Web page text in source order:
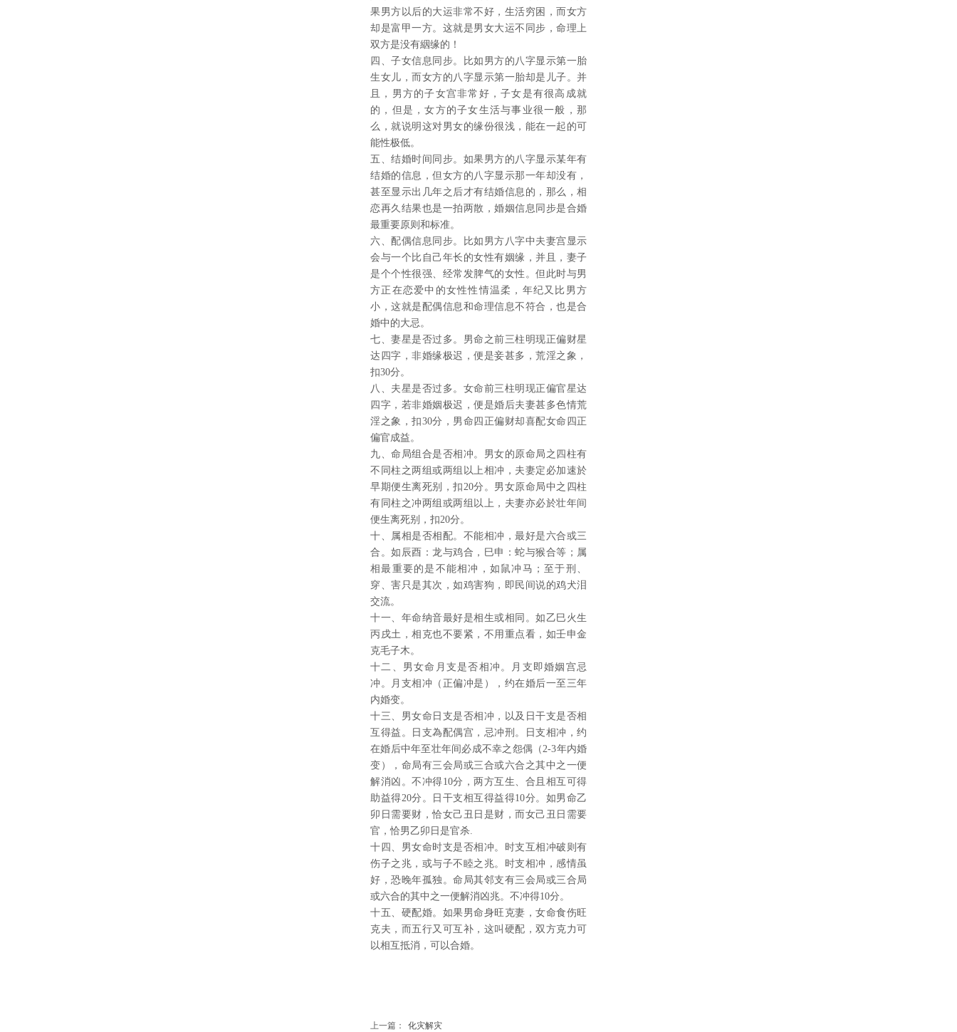
果男方以后的大运非常不好，生活穷困，而女方
却是富甲一方。这就是男女大运不同步，命理上
双方是没有絪缘的！
四、子女信息同步。比如男方的八字显示第一胎
生女儿，而女方的八字显示第一胎却是儿子。并
且，男方的子女宫非常好，子女是有很高成就
的，但是，女方的子女生活与事业很一般，那
么，就说明这对男女的缘份很浅，能在一起的可
能性极低。
五、结婚时间同步。如果男方的八字显示某年有
结婚的信息，但女方的八字显示那一年却没有，
甚至显示出几年之后才有结婚信息的，那么，相
恋再久结果也是一拍两散，婚姻信息同步是合婚
最重要原则和标准。
六、配偶信息同步。比如男方八字中夫妻宫显示
会与一个比自己年长的女性有姻缘，并且，妻子
是个个性很强、经常发脾气的女性。但此时与男
方正在恋爱中的女性性情温柔，年纪又比男方
小，这就是配偶信息和命理信息不符合，也是合
婚中的大忌。
七、妻星是否过多。男命之前三柱明现正偏财星
达四字，非婚缘极迟，便是妾甚多，荒淫之象，
扣30分。
八、夫星是否过多。女命前三柱明现正偏官星达
四字，若非婚姻极迟，便是婚后夫妻甚多色情荒
淫之象，扣30分，男命四正偏财却喜配女命四正
偏官成益。
九、命局组合是否相冲。男女的原命局之四柱有
不同柱之两组或两组以上相冲，夫妻定必加速於
早期便生离死别，扣20分。男女原命局中之四柱
有同柱之冲两组或两组以上，夫妻亦必於壮年间
便生离死别，扣20分。
十、属相是否相配。不能相冲，最好是六合或三
合。如辰酉：龙与鸡合，巳申：蛇与猴合等；属
相最重要的是不能相冲，如鼠冲马；至于刑、
穿、害只是其次，如鸡害狗，即民间说的鸡犬泪
交流。
十一、年命纳音最好是相生或相同。如乙巳火生
丙戌土，相克也不要紧，不用重点看，如壬申金
克毛子木。
十二、男女命月支是否相冲。月支即婚姻宫忌
冲。月支相冲（正偏冲是），约在婚后一至三年
内婚变。
十三、男女命日支是否相冲，以及日干支是否相
互得益。日支為配偶宫，忌冲刑。日支相冲，约
在婚后中年至壮年间必成不幸之怨偶（2-3年内婚
变），命局有三会局或三合或六合之其中之一便
解消凶。不冲得10分，两方互生、合且相互可得
助益得20分。日干支相互得益得10分。如男命乙
卯日需要财，恰女己丑日是财，而女己丑日需要
官，恰男乙卯日是官杀.
十四、男女命时支是否相冲。时支互相冲破则有
伤子之兆，或与子不睦之兆。时支相冲，感情虽
好，恐晚年孤独。命局其邻支有三会局或三合局
或六合的其中之一便解消凶兆。不冲得10分。
十五、硬配婚。如果男命身旺克妻，女命食伤旺
克夫，而五行又可互补，这叫硬配，双方克力可
以相互抵消，可以合婚。
上一篇： 化灾解灾